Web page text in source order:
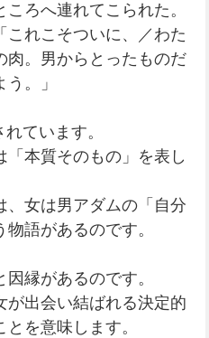
ろへ連れてこられた。
これこそついに、／わた
肉。男からとったものだ
。」
ています。
本質そのもの」を表し
、女は男アダムの「自分
語があるのです。
縁があるのです。
が出会い結ばれる決定的
を意味します。